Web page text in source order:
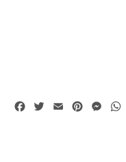
FacebookTwitterEmail Pinterest